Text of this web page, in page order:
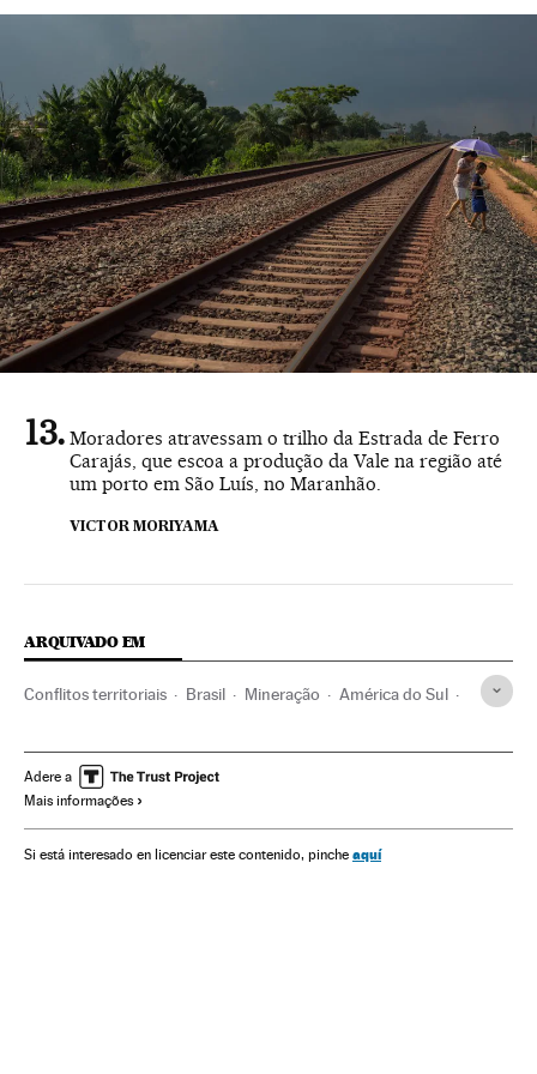
Moradores atravessam o trilho da Estrada de Ferro
Carajás, que escoa a produção da Vale na região até
um porto em São Luís, no Maranhão.
VICTOR MORIYAMA
ARQUIVADO EM
Conflitos territoriais Brasil Mineração América do Sul
Indústria
Adere a
Mais informações
Si está interesado en licenciar este contenido, pinche aquí